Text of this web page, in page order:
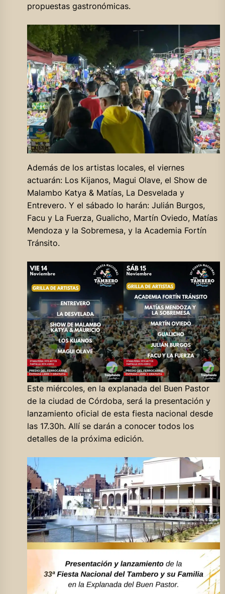
propuestas gastronómicas.
Además de los artistas locales, el viernes
actuarán: Los Kijanos, Magui Olave, el Show de
Malambo Katya & Matías, La Desvelada y
Entrevero. Y el sábado lo harán: Julián Burgos,
Facu y La Fuerza, Gualicho, Martín Oviedo, Matías
Mendoza y la Sobremesa, y la Academia Fortín
Tránsito.
Este miércoles, en la explanada del Buen Pastor
de la ciudad de Córdoba, será la presentación y
lanzamiento oficial de esta fiesta nacional desde
las 17.30h. Allí se darán a conocer todos los
detalles de la próxima edición.